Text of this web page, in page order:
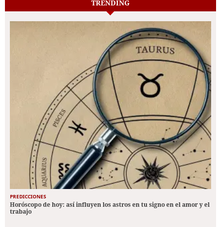
TRENDING
PREDICCIONES
Horóscopo de hoy: así influyen los astros en tu signo en el amor y el
trabajo